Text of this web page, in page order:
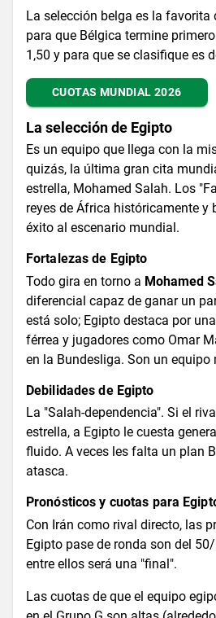
La selección belga es la favorita
para que Bélgica termine
1,50 y para que se clasifique es
CUOTAS MUNDIAL 2026
La selección de Egipto
Es un equipo que llega con la
quizás, la última gran cita
estrella, Mohamed Salah. Los
reyes de África históricamente y
éxito al escenario mundial.
Fortalezas de Egipto
Todo gira en torno a Mohamed
diferencial capaz de ganar un
está solo; Egipto destaca por
férrea y jugadores como Omar
en la Bundesliga. Son un
Debilidades de Egipto
La "Salah-dependencia". Si el
estrella, a Egipto le cuesta
fluido. A veces les falta un plan
atasca.
Pronósticos y cuotas para
Con Irán como rival directo, las
Egipto pase de ronda son del
entre ellos será una "final".
Las cuotas de que el equipo